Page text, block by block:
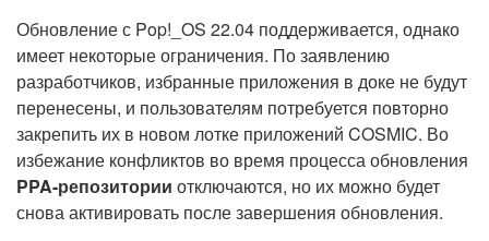
Обновление с Pop!_OS 22.04 поддерживается, однако
имеет некоторые ограничения. По заявлению
разработчиков, избранные приложения в доке не будут
перенесены, и пользователям потребуется повторно
закрепить их в новом лотке приложений COSMIC. Во
избежание конфликтов во время процесса обновления
PPA-репозитории отключаются, но их можно будет
снова активировать после завершения обновления.